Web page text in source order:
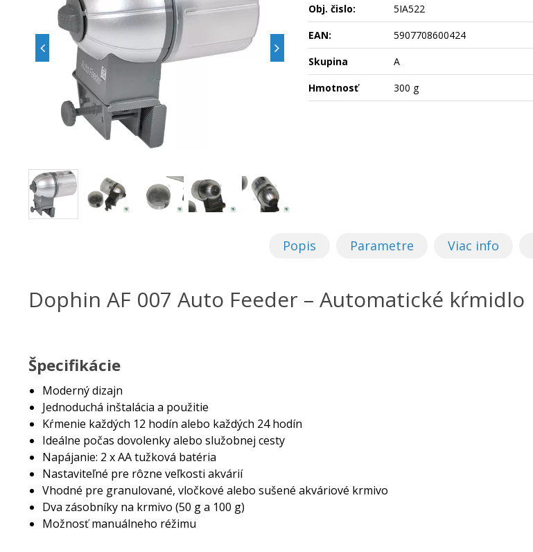
Obj. čislo:
5IA522
EAN:
5907708600424
Skupina
A
Hmotnosť
300 g
Popis Parametre Viac info
Dophin AF 007 Auto Feeder – Automatické kŕmidlo
Špecifikácie
Moderný dizajn
Jednoduchá inštalácia a použitie
Kŕmenie každých 12 hodín alebo každých 24 hodín
Ideálne počas dovolenky alebo služobnej cesty
Napájanie: 2 x AA tužková batéria
Nastaviteľné pre rôzne veľkosti akvárií
Vhodné pre granulované, vločkové alebo sušené akváriové krmivo
Dva zásobníky na krmivo (50 g a 100 g)
Možnosť manuálneho réžimu